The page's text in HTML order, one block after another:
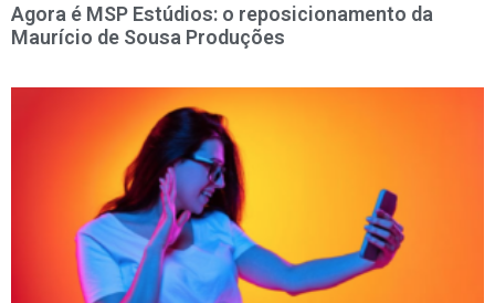
Agora é MSP Estúdios: o reposicionamento da
Maurício de Sousa Produções